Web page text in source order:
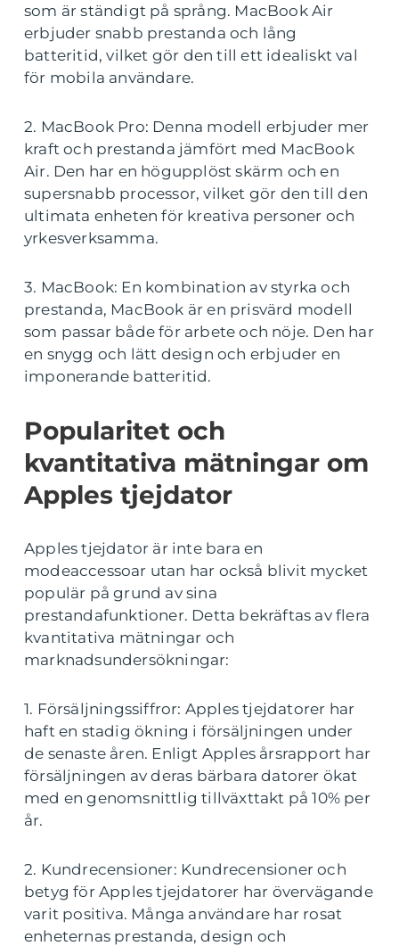
som är ständigt på språng. MacBook Air
erbjuder snabb prestanda och lång
batteritid, vilket gör den till ett idealiskt val
för mobila användare.
2. MacBook Pro: Denna modell erbjuder mer
kraft och prestanda jämfört med MacBook
Air. Den har en högupplöst skärm och en
supersnabb processor, vilket gör den till den
ultimata enheten för kreativa personer och
yrkesverksamma.
3. MacBook: En kombination av styrka och
prestanda, MacBook är en prisvärd modell
som passar både för arbete och nöje. Den har
en snygg och lätt design och erbjuder en
imponerande batteritid.
Popularitet och
kvantitativa mätningar om
Apples tjejdator
Apples tjejdator är inte bara en
modeaccessoar utan har också blivit mycket
populär på grund av sina
prestandafunktioner. Detta bekräftas av flera
kvantitativa mätningar och
marknadsundersökningar:
1. Försäljningssiffror: Apples tjejdatorer har
haft en stadig ökning i försäljningen under
de senaste åren. Enligt Apples årsrapport har
försäljningen av deras bärbara datorer ökat
med en genomsnittlig tillväxttakt på 10% per
år.
2. Kundrecensioner: Kundrecensioner och
betyg för Apples tjejdatorer har övervägande
varit positiva. Många användare har rosat
enheternas prestanda, design och